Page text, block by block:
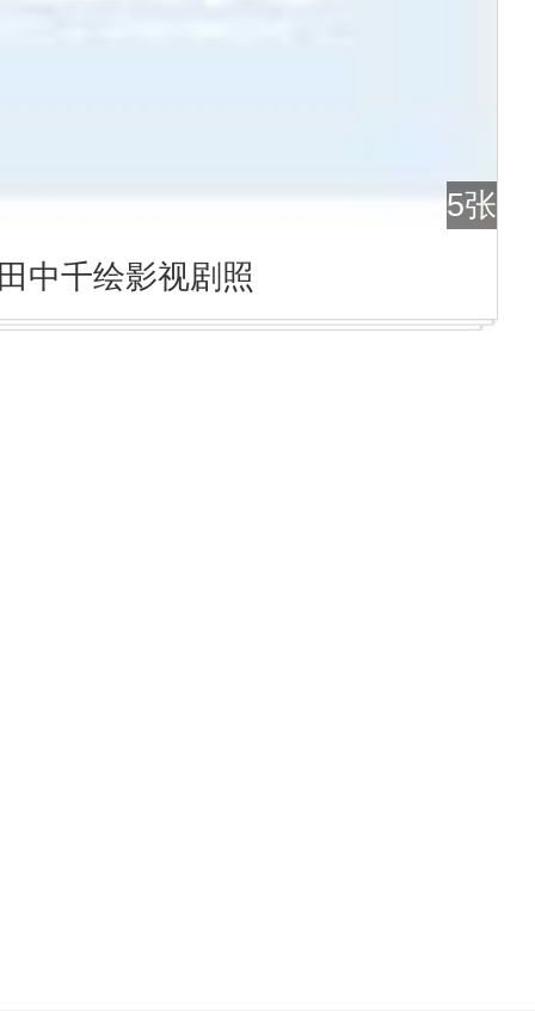
5张
中千绘影视剧照